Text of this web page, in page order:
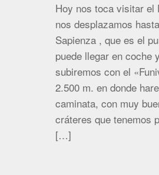
Hoy nos toca visitar el
nos desplazamos
Sapienza , que es el
puede llegar en coche
subiremos con el
2.500 m. en donde
caminata, con muy
cráteres que tenemos
[…]